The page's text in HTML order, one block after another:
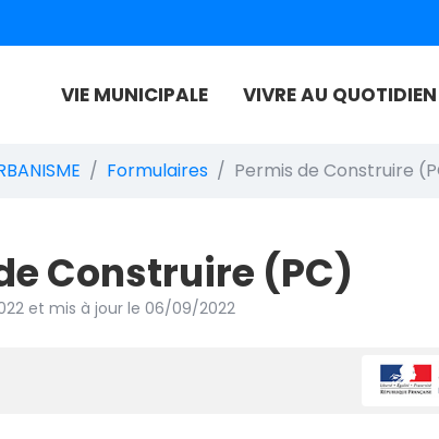
Authie
VIE MUNICIPALE VIVRE AU QUOTIDIEN
Formulaires Permis de Construire
Construire (PC)
et mis à jour le 06/09/2022